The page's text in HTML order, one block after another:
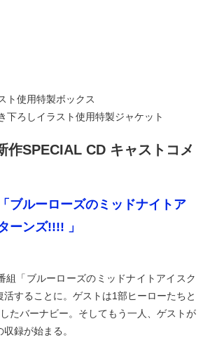
ト使用特製ボックス
下ろしイラスト使用特製ジャケット
SPECIAL CD キャストコメ
ブルーローズのミッドナイトア
ーンズ!!!! 」
組「ブルーローズのミッドナイトアイスク
活することに。ゲストは1部ヒーローたちと
たバーナビー。そしてもう一人、ゲストが
録が始まる。